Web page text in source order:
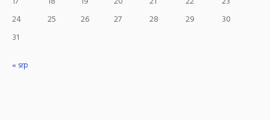
24
25 26 27 28 29
30
31
« srp